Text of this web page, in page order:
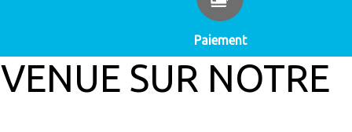
Paiement
NOTRE